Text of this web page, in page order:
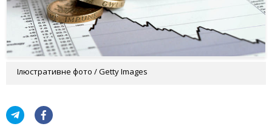
Ілюстративне фото / Getty Images